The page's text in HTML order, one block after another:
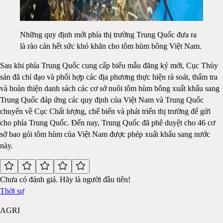
Những quy định mới phía thị trường Trung Quốc đưa ra
là rào cản hết sức khó khăn cho tôm hùm bông Việt Nam.
Sau khi phía Trung Quốc cung cấp biểu mẫu đăng ký mới, Cục Thủy
sản đã chỉ đạo và phối hợp các địa phương thực hiện rà soát, thẩm tra
và hoàn thiện danh sách các cơ sở nuôi tôm hùm bông xuất khẩu sang
Trung Quốc đáp ứng các quy định của Việt Nam và Trung Quốc
chuyển về Cục Chất lượng, chế biến và phát triển thị trường để gửi
cho phía Trung Quốc. Đến nay, Trung Quốc đã phê duyệt cho 46 cơ
sở bao gói tôm hùm của Việt Nam được phép xuất khẩu sang nước
này.
Chưa có đánh giá. Hãy là người đầu tiên!
Thời sự
AGRI